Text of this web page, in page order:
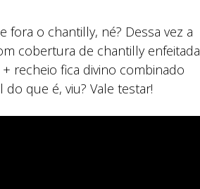
fora o chantilly, né? Dessa vez a
cobertura de chantilly enfeitada
recheio fica divino combinado
que é, viu? Vale testar!